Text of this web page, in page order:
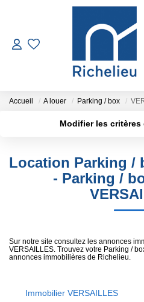
Accueil A louer Parking / box
Modifier les critères
Sélectionnez...
Type de bien
Location Parking /
- Parking /
Sur notre site consultez les annonces
VERSAILLES. Trouvez votre Parking /
annonces immobilières de Richelieu.
Immobilier VERSAILLES